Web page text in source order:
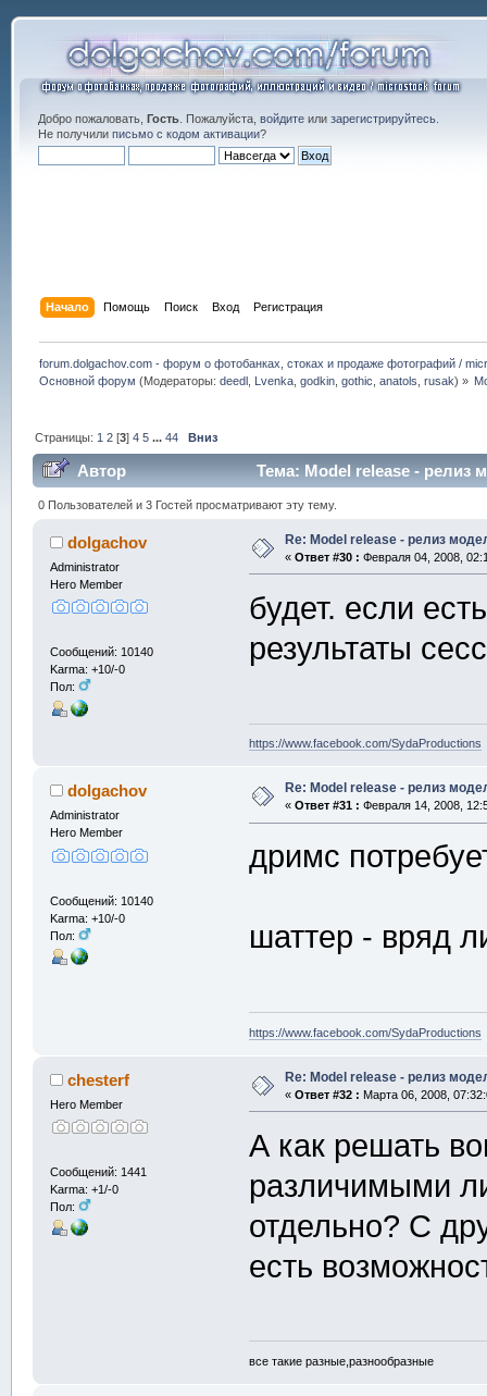
Добро пожаловать, Гость. Пожалуйста, войдитеили зарегистрируйтесь.
Не получили письмо с кодом активации?
Начало Помощь Поиск Вход Регистрация
forum.dolgachov.com - форум о фотобанках, стоках и продаже фотографий /
Основной форум (Модераторы:deedl Lvenka ,godkin ,gothic ,anatols ,rusak) »
Страницы: 1 2 [3]4 5 ...44 Вниз
Автор Тема: Model release - релиз
0 Пользователей и 3 Гостей просматривают эту тему.
dolgachov
Administrator
Hero Member
Сообщений: 10140
Karma: +10/-0
Пол:
Re: Model release - релиз
« Ответ #30 : Февраля 04, 2008,
будет. если
результаты
https://www.facebook.com/SydaProductions
dolgachov
Administrator
Hero Member
Сообщений: 10140
Karma: +10/-0
Пол:
Re: Model release - релиз
« Ответ #31 : Февраля 14, 2008,
дримс
шаттер - вряд
https://www.facebook.com/SydaProductions
chesterf
Hero Member
Сообщений: 1441
Karma: +1/-0
Пол:
Re: Model release - релиз
« Ответ #32 : Марта 06, 2008,
А как решать
различимыми
отдельно? С
есть
все такие разные,разнообразные